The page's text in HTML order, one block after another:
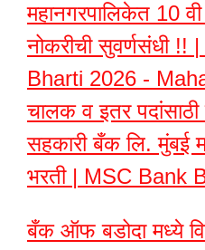
महानगरपालिकेत 10 वी
नोकरीची सुवर्णसंधी
Bharti 2026 -
चालक व इतर पदांसाठी
सहकारी बँक लि. मुंबई
भरती | MSC Bank
बँक ऑफ बडोदा मध्ये